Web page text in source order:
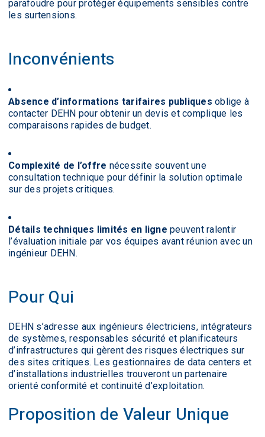
parafoudre pour protéger équipements sensibles contre
les surtensions.
Inconvénients
Absence d’informations tarifaires publiques oblige à
contacter DEHN pour obtenir un devis et complique les
comparaisons rapides de budget.
Complexité de l’offre nécessite souvent une
consultation technique pour définir la solution optimale
sur des projets critiques.
Détails techniques limités en ligne peuvent ralentir
l’évaluation initiale par vos équipes avant réunion avec un
ingénieur DEHN.
Pour Qui
DEHN s’adresse aux ingénieurs électriciens, intégrateurs
de systèmes, responsables sécurité et planificateurs
d’infrastructures qui gèrent des risques électriques sur
des sites critiques. Les gestionnaires de data centers et
d’installations industrielles trouveront un partenaire
orienté conformité et continuité d’exploitation.
Proposition de Valeur Unique